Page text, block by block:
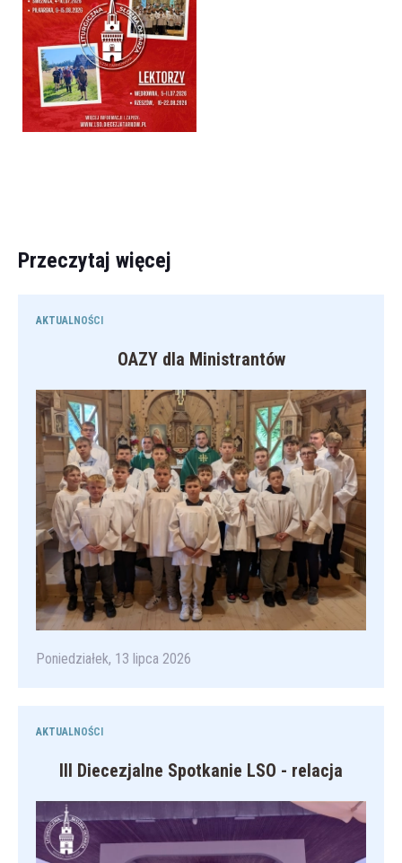
Przeczytaj więcej
AKTUALNOŚCI
OAZY dla Ministrantów
Poniedziałek, 13 lipca 2026
AKTUALNOŚCI
III Diecezjalne Spotkanie LSO - relacja